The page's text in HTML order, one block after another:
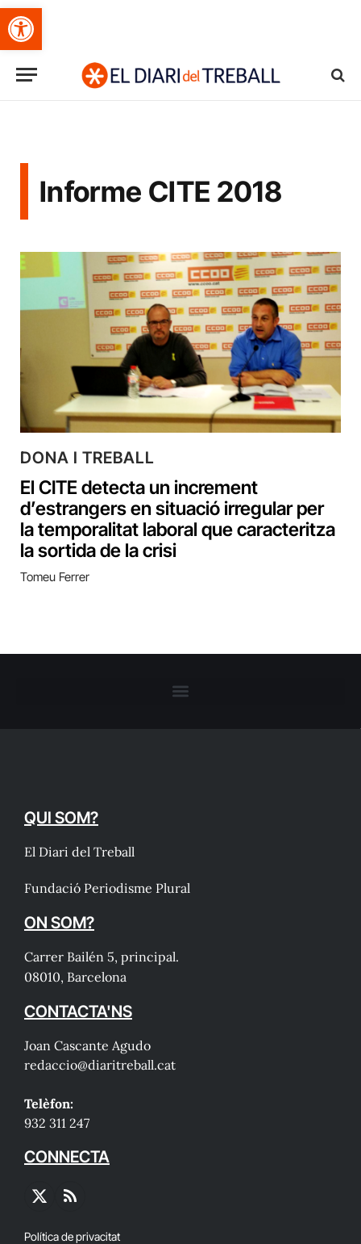
Obre la barra d'eines
Informe CITE 2018
DONA I TREBALL
El CITE detecta un increment
d’estrangers en situació irregular per
la temporalitat laboral que caracteritza
la sortida de la crisi
Tomeu Ferrer
QUI SOM?
El Diari del Treball
Fundació Periodisme Plural
ON SOM?
Carrer Bailén 5, principal.
08010, Barcelona
CONTACTA'NS
Joan Cascante Agudo
redaccio@diaritreball.cat
Telèfon:
932 311 247
CONNECTA
X
RSS
Política de privacitat